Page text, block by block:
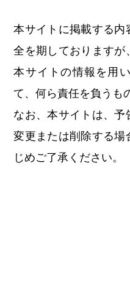
本サイトに掲載する
全を期しております
本サイトの情報を用
て、何ら責任を負うも
なお、本サイトは、予
変更または削除する
じめご了承ください。